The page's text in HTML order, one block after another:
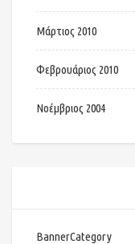
Μάρτιος 2010
Φεβρουάριος 2010
Νοέμβριος 2004
BannerCategory